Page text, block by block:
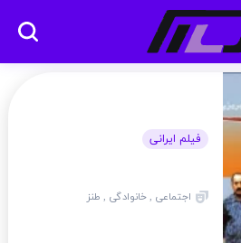
فیلم ایرانی
اجتماعی , خانوادگی , طنز